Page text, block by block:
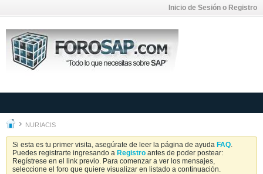
Inicio de Sesión o Registro
NURIACIS
Si esta es tu primer visita, asegúrate de leer la página de ayuda FAQ.
Puedes registrarte ingresando a Registro antes de poder postear:
Regístrese en el link previo. Para comenzar a ver los mensajes,
seleccione el foro que quiere visualizar en listado a continuación.